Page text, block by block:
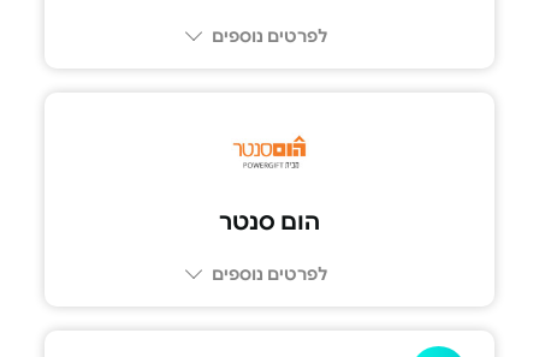
לפרטים נוספים
הום סנטר
לפרטים נוספים